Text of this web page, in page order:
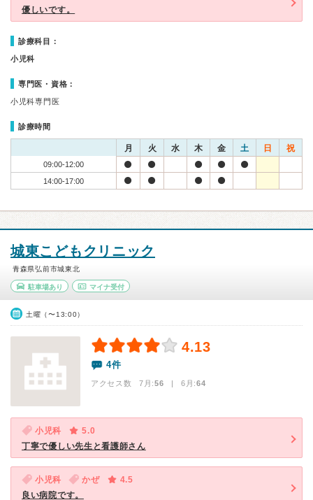
優しいです。
診療科目：
小児科
専門医・資格：
小児科専門医
診療時間
月 火 水 木 金 土 日 祝
09:00-12:00
14:00-17:00
城東こどもクリニック
青森県弘前市城東北
駐車場あり マイナ受付
土曜（〜13:00）
4.13
4件
アクセス数 7月:56 | 6月:64
小児科
5.0
丁寧で優しい先生と看護師さん
小児科 かぜ
4.5
良い病院です。